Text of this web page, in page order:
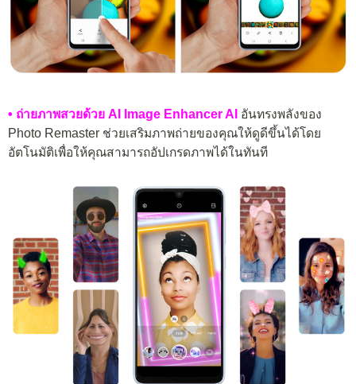
• ถ่ายภาพสวยด้วย AI Image Enhancer AI อันทรงพลังของ
Photo Remaster ช่วยเสริมภาพถ่ายของคุณให้ดูดีขึ้นได้โดย
อัตโนมัติเพื่อให้คุณสามารถอัปเกรดภาพได้ในทันที